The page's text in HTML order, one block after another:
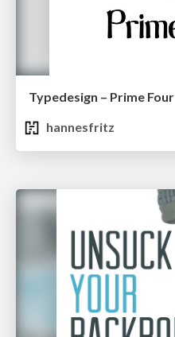
Typedesign – Prime Four
hannesfritz